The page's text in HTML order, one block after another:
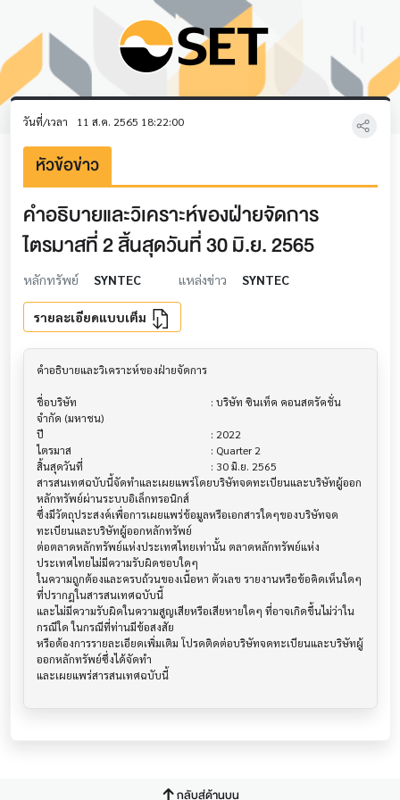
วันที่/เวลา 11 ส.ค. 2565 18:22:00
หัวข้อข่าว
คำอธิบายและวิเคราะห์ของฝ่ายจัดการ
ไตรมาสที่ 2 สิ้นสุดวันที่ 30 มิ.ย. 2565
หลักทรัพย์ SYNTEC แหล่งข่าว SYNTEC
รายละเอียดแบบเต็ม
คำอธิบายและวิเคราะห์ของฝ่ายจัดการ
ชื่อบริษัท                               			 : บริษัท ซินเท็ค คอนสตรัคชั่น
จำกัด (มหาชน)
ปี                                     			 : 2022
ไตรมาส                                			 : Quarter 2
สิ้นสุดวันที่                              			 : 30 มิ.ย. 2565
สารสนเทศฉบับนี้จัดทำและเผยแพร่โดยบริษัทจดทะเบียนและบริษัทผู้ออก
หลักทรัพย์ผ่านระบบอิเล็กทรอนิกส์
ซึ่งมีวัตถุประสงค์เพื่อการเผยแพร่ข้อมูลหรือเอกสารใดๆของบริษัทจด
ทะเบียนและบริษัทผู้ออกหลักทรัพย์
ต่อตลาดหลักทรัพย์แห่งประเทศไทยเท่านั้น ตลาดหลักทรัพย์แห่ง
ประเทศไทยไม่มีความรับผิดชอบใดๆ
ในความถูกต้องและครบถ้วนของเนื้อหา ตัวเลข รายงานหรือข้อคิดเห็นใดๆ
ที่ปรากฎในสารสนเทศฉบับนี้
และไม่มีความรับผิดในความสูญเสียหรือเสียหายใดๆ ที่อาจเกิดขึ้นไม่ว่าใน
กรณีใด ในกรณีที่ท่านมีข้อสงสัย
หรือต้องการรายละเอียดเพิ่มเติม โปรดติดต่อบริษัทจดทะเบียนและบริษัทผู้
ออกหลักทรัพย์ซึ่งได้จัดทำ
และเผยแพร่สารสนเทศฉบับนี้
กลับสู่ด้านบน